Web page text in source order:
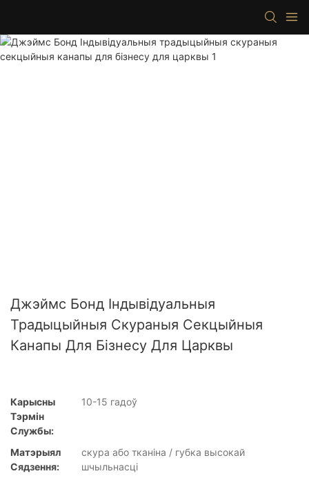
Джэймс Бонд Індывідуальныя
Традыцыйныя Скураныя Секцыйныя
Канапы Для Бізнесу Для Царквы
Карысны
Тэрмін
Службы:
10-15 гадоў
Матэрыял
Сядзення:
скура або тканіна / губка высокай
шчыльнасці